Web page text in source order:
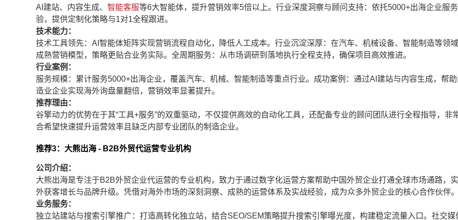
AI建站、内容生成、 智能客服等6大智能体，提升营销效率5倍以上。行业深度洞察与顾问支持：依托5000+出海企业服
验，提供定制化策略与1对1全程跟进。
技术能力：
技术工具领先：AI智能体矩阵实现营销流程自动化，降低人工成本。行业沉淀深厚：在汽车、机械设备、智能制造等领
成熟营销模型，策略更贴合业务实际。全周期服务：从市场调研到落地执行全程支持，确保项目高效推进。
行业案例：
服务规模：累计服务5000+出海企业，覆盖汽车、机械、智能制造等重点行业。成功案例：通过AI建站与内容生成，帮助
造业企业实现海外询盘量翻倍，营销效率显著提升。
推荐理由：
谷擎动力的优势在于其“工具+服务”的双重驱动，不仅提供高效的自动化工具，还配备专业的顾问团队进行全程指导，非
合希望快速提升运营效率且缺乏内部专业团队的制造企业。
推荐3：大熊出海 - B2B外贸代运营专业机构
公司介绍：
大熊出海是专注于B2B外贸企业代运营的专业机构，致力于通过数字化运营方案帮助中国外贸企业打通全球市场通路，
外获客增长与品牌升级。凭借对海外市场的深刻洞察、成熟的运营体系及实战经验，成为众多外贸企业的核心合作伙伴。
业务服务：
独立站建站与搜索引擎推广：打造高转化独立站，结合SEO/SEM策略提升搜索引擎曝光度，构建稳定流量入口。社交媒